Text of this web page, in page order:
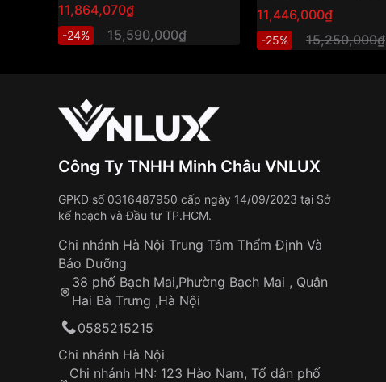
11,864,070₫
-24% 15,590,000₫
11,446,000₫
-25% 15,250,000₫
Công Ty TNHH Minh Châu VNLUX
GPKD số 0316487950 cấp ngày 14/09/2023 tại Sở
kế hoạch và Đầu tư TP.HCM.
Chi nhánh Hà Nội Trung Tâm Thẩm Định Và
Bảo Dưỡng
38 phố Bạch Mai,Phường Bạch Mai , Quận
Hai Bà Trưng ,Hà Nội
0585215215
Chi nhánh Hà Nội
Chi nhánh HN: 123 Hào Nam, Tổ dân phố